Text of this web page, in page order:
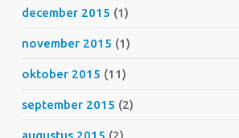
december 2015 (1)
november 2015 (1)
oktober 2015 (11)
september 2015 (2)
augustus 2015 (2)